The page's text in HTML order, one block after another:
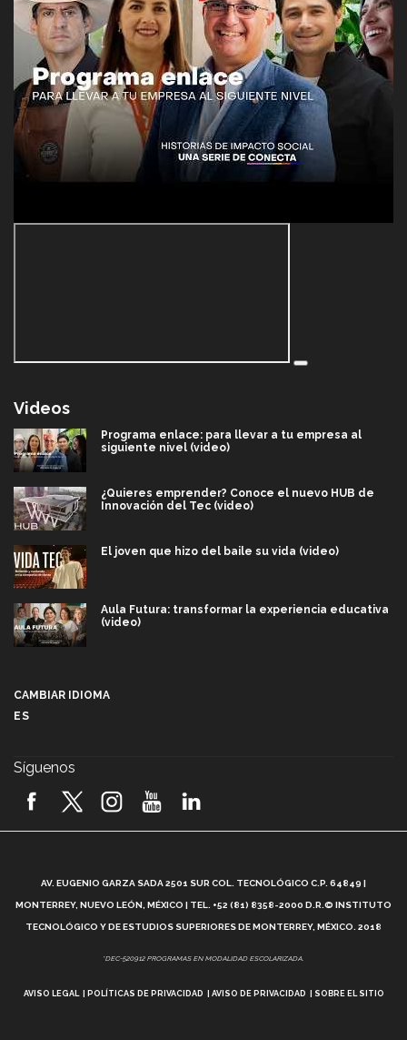
Videos
Programa enlace: para llevar a tu empresa al
siguiente nivel (video)
¿Quieres emprender? Conoce el nuevo HUB de
Innovación del Tec (video)
El joven que hizo del baile su vida (video)
Aula Futura: transformar la experiencia educativa
(video)
2026! (video)
¿Cómo es el Modelo Educativo Tec? (video)
Vida Tec: Feminismo e Inteligencia Artificial, Paola
CAMBIAR IDIOMA
ES
Síguenos
AV. EUGENIO GARZA SADA 2501 SUR COL. TECNOLÓGICO C.P. 64849 |
MONTERREY, NUEVO LEÓN, MÉXICO | TEL. +52 (81) 8358-2000 D.R.© INSTITUTO
TECNOLÓGICO Y DE ESTUDIOS SUPERIORES DE MONTERREY, MÉXICO. 2018
*DEC-520912 PROGRAMAS EN MODALIDAD ESCOLARIZADA.
AVISO LEGAL POLÍTICAS DE PRIVACIDAD AVISO DE PRIVACIDAD SOBRE EL SITIO